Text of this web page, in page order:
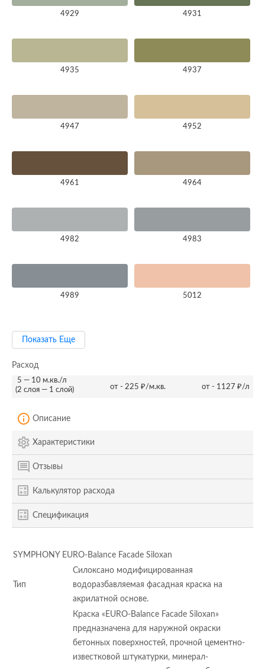
4929 4931
4935 4937
4947 4952
4961 4964
4982 4983
4989 5012
Показать Еще
Расход
5 — 10 м.кв./л
(2 слоя — 1 слой)
от - 225 ₽/м.кв. от - 1127 ₽/л
Описание
Характеристики
Отзывы
Калькулятор расхода
Спецификация
SYMPHONY EURO-Balance Facade Siloxan
Тип
Силоксано модифицированная
водоразбавляемая фасадная краска на
акрилатной основе.
Краска «EURO-Balance Facade Siloxan»
предназначена для наружной окраски
бетонных поверхностей, прочной цементно-
известковой штукатурки, минерал-